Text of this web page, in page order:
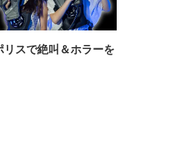
スで絶叫＆ホラーを